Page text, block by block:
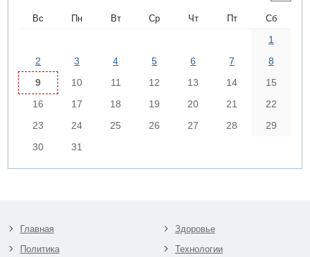
Вс Пн Вт Ср Чт Пт Сб
1
2
3 4 5 6 7
8
9
10 11 12 13 14
15
16
17 18 19 20 21
22
23
24 25 26 27 28
29
30
31
Главная
Политика
Здоровье
Технологии